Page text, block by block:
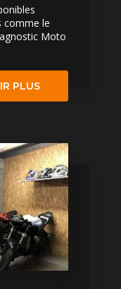
comme le
Moto
PLUS